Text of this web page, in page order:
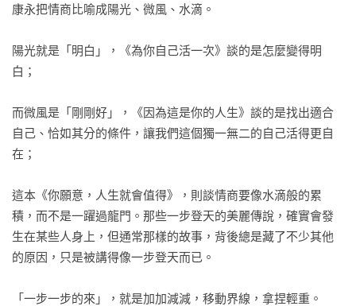
康永把情商比喻成陽光、微風、水滴。
陽光就是「明白」，《為你自己活一次》談的是怎麼變得明
白；
而微風是「剛剛好」，《因為這是你的人生》談的是找出適合
自己、恰如其分的條件，讓我們這個獨一無二的自己活得更自
在；
這本《你願意，人生就會值得》，則談情商要像水滴般的累
積，而不是一躍過龍門。那些一步登天的美麗傳說，確實會發
生在某些人身上，但通常那樣的故事，背後總是藏了不少其他
的原因，只是被講得像一步登天而已。
「一步一步的來」，就是加加減減，移動界線，拿捏輕重。